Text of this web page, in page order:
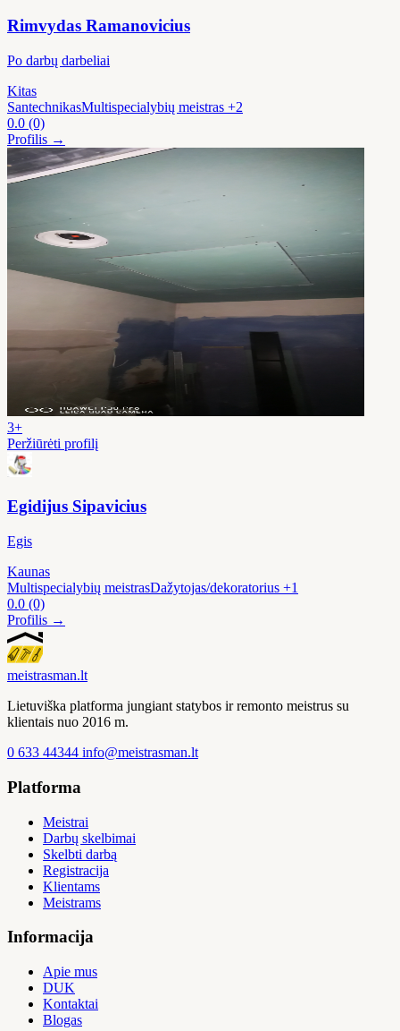
Rimvydas Ramanovicius
Po darbų darbeliai
Kitas
SantechnikasMultispecialybių meistras +2
0.0 (0)
Profilis →
3+
Peržiūrėti profilį
Egidijus Sipavicius
Egis
Kaunas
Multispecialybių meistrasDažytojas/dekoratorius +1
0.0 (0)
Profilis →
meistrasman.lt
Lietuviška platforma jungiant statybos ir remonto meistrus su
klientais nuo 2016 m.
0 633 44344 info@meistrasman.lt
Platforma
Meistrai
Darbų skelbimai
Skelbti darbą
Registracija
Klientams
Meistrams
Informacija
Apie mus
DUK
Kontaktai
Blogas